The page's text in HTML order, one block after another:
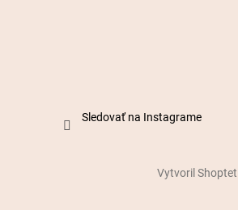
Sledovať na Instagrame
Vytvoril Shoptet